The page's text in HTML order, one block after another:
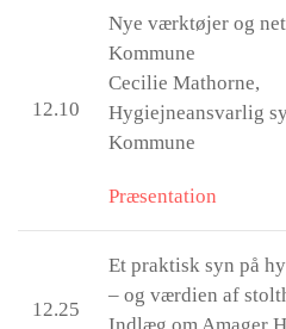
12.10
Nye værktøjer og
Kommune
Cecilie Mathorne,
Hygiejneansvarlig
Kommune
Præsentation
12.25
Et praktisk syn på
– og værdien af